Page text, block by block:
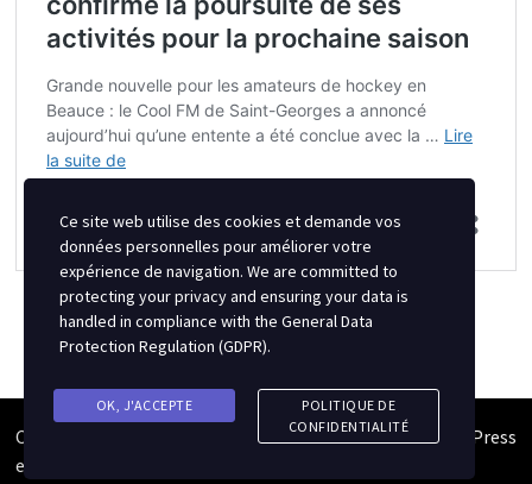
Copyright © 2026 Semipro Magazine. Alimenté parWordPress
et
Ce site web utilise des cookies et demande vos
données personnelles pour améliorer votre
expérience de navigation. We are committed to
protecting your privacy and ensuring your data is
handled in compliance with the General Data
Protection Regulation (GDPR).
OK, J'ACCEPTE
POLITIQUE DE
CONFIDENTIALITÉ